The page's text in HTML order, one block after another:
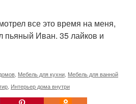
все это время на меня,
пьяный Иван. 35 лайков и
Мебель для кухни Мебель для ванной
Интерьер дома внутри